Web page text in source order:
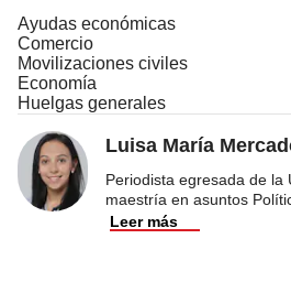
Ayudas económicas
Comercio
Movilizaciones civiles
Economía
Huelgas generales
Luisa María
Periodista egresada de la
maestría en asuntos
Leer más